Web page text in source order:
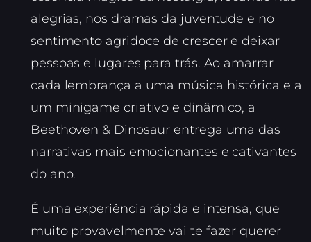
alegrias, nos dramas da juventude e no
sentimento agridoce de crescer e deixar
pessoas e lugares para trás. Ao amarrar
cada lembrança a uma música histórica e a
um minigame criativo e dinâmico, a
Beethoven & Dinosaur entrega uma das
narrativas mais emocionantes e cativantes
do ano.
É uma experiência rápida e intensa, que
muito provavelmente vai te fazer querer